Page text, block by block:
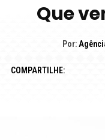
Que
Por:
COMPARTILHE: